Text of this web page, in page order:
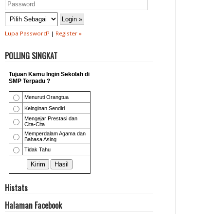
Lupa Password? | Register »
POLLING SINGKAT
Histats
Halaman Facebook